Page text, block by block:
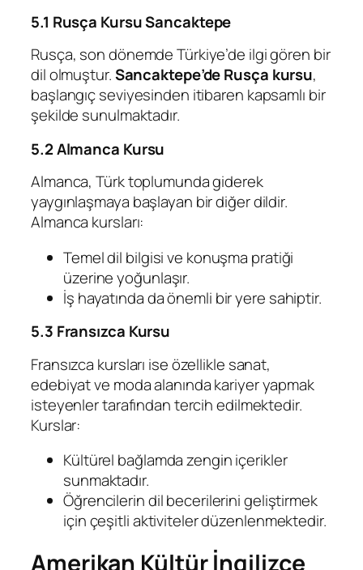
5.1 Rusça Kursu Sancaktepe
Rusça, son dönemde Türkiye’de ilgi gören bir
dil olmuştur.Sancaktepe’de Rusça kursu,
başlangıç seviyesinden itibaren kapsamlı bir
şekilde sunulmaktadır.
5.2 Almanca Kursu
Almanca, Türk toplumunda giderek
yaygınlaşmaya başlayan bir diğer dildir.
Almanca kursları:
Temel dil bilgisi ve konuşma pratiği
üzerine yoğunlaşır.
İş hayatında da önemli bir yere sahiptir.
5.3 Fransızca Kursu
Fransızca kursları ise özellikle sanat,
edebiyat ve moda alanında kariyer yapmak
isteyenler tarafından tercih edilmektedir.
Kurslar:
Kültürel bağlamda zengin içerikler
sunmaktadır.
Öğrencilerin dil becerilerini geliştirmek
için çeşitli aktiviteler düzenlenmektedir.
Amerikan Kültür İngilizce